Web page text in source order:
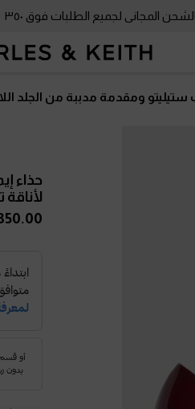
المجاني لجميع الطلبات فوق ٣٥٠
ومقدمة مدببة من الجلد
حذاء